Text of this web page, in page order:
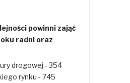
powinni zająć
radni oraz
drogowej - 354
rynku - 745